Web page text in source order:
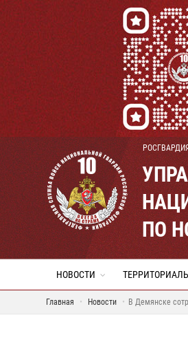
РОСГВАРДИЯ
ПО
НОВОСТИ
Главная Новости В Демянске